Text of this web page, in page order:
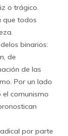
o trágico.
que todos
binarios:
de
de las
Por un lado
comunismo
por parte